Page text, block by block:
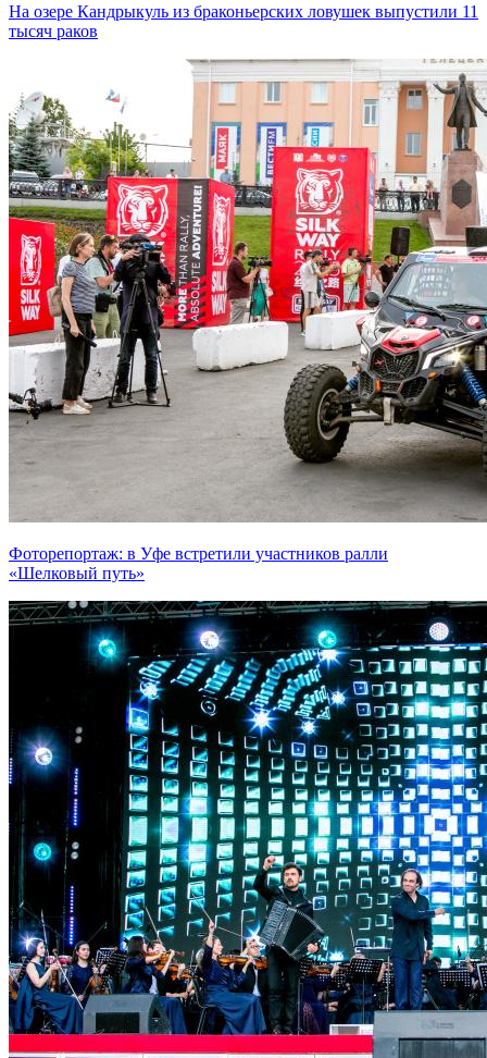
На озере Кандрыкуль из браконьерских ловушек выпустили 11
тысяч раков
Фоторепортаж: в Уфе встретили участников ралли
«Шелковый путь»